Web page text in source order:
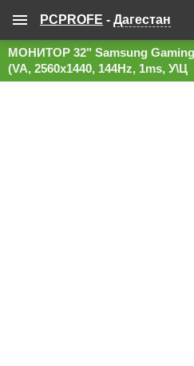
PCPROFE - Дагестан
МОНИТОР 32" Samsung Gaming
(VA, 2560x1440, 144Hz, 1ms, У\Ц